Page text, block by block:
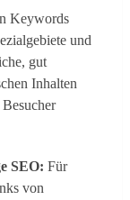
Keywords
und
gut
Inhalten
SEO: Für
von